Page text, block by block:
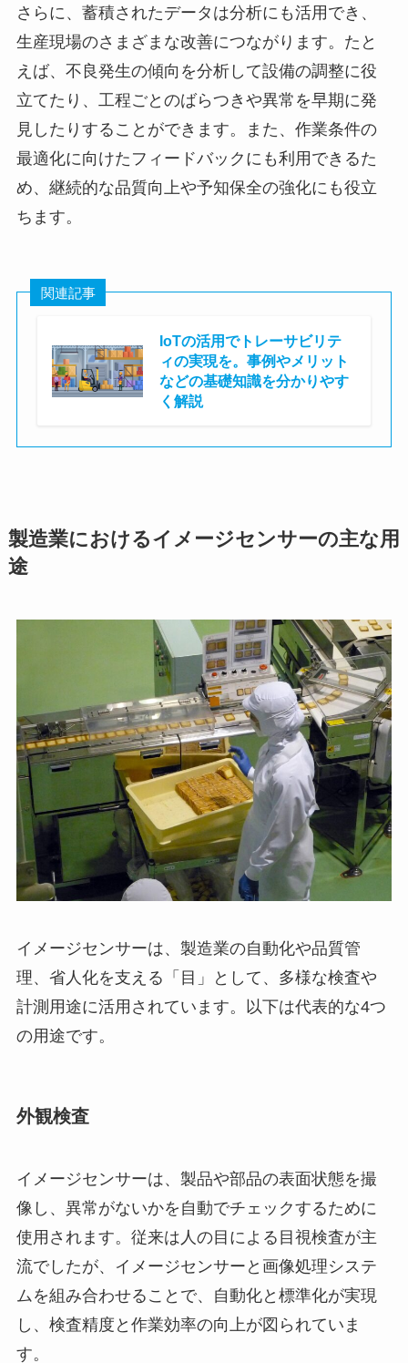
さらに、蓄積されたデータは分析にも活用でき、
生産現場のさまざまな改善につながります。たと
えば、不良発生の傾向を分析して設備の調整に役
立てたり、工程ごとのばらつきや異常を早期に発
見したりすることができます。また、作業条件の
最適化に向けたフィードバックにも利用できるた
め、継続的な品質向上や予知保全の強化にも役立
ちます。
関連記事
IoTの活用でトレーサビリテ
ィの実現を。事例やメリット
などの基礎知識を分かりやす
く解説
製造業におけるイメージセンサーの主な用
途
イメージセンサーは、製造業の自動化や品質管
理、省人化を支える「目」として、多様な検査や
計測用途に活用されています。以下は代表的な4つ
の用途です。
外観検査
イメージセンサーは、製品や部品の表面状態を撮
像し、異常がないかを自動でチェックするために
使用されます。従来は人の目による目視検査が主
流でしたが、イメージセンサーと画像処理システ
ムを組み合わせることで、自動化と標準化が実現
し、検査精度と作業効率の向上が図られていま
す。